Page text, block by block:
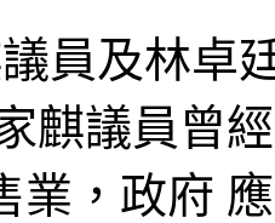
員及林卓
麒議員曾
業，政府